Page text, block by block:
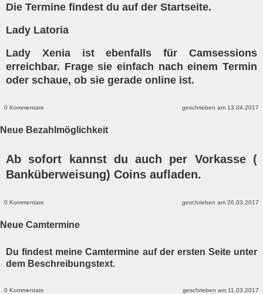
Die Termine findest du auf der Startseite.
Lady Latoria
Lady Xenia ist ebenfalls für Camsessions
erreichbar. Frage sie einfach nach einem Termin
oder schaue, ob sie gerade online ist.
0 Kommentare geschrieben am 13.04.2017
Neue Bezahlmöglichkeit
Ab sofort kannst du auch per Vorkasse (
Banküberweisung) Coins aufladen.
0 Kommentare geschrieben am 26.03.2017
Neue Camtermine
Du findest meine Camtermine auf der ersten Seite unter
dem Beschreibungstext.
0 Kommentare geschrieben am 11.03.2017